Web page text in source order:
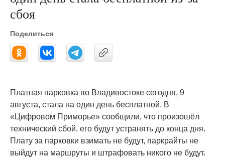
сбоя
Поделиться
Платная парковка во Владивостоке сегодня, 9
августа, стала на один день бесплатной. В
«Цифровом Приморье» сообщили, что произошёл
технический сбой, его будут устранять до конца дня.
Плату за парковки взимать не будут, паркрайты не
выйдут на маршруты и штрафовать никого не будут.